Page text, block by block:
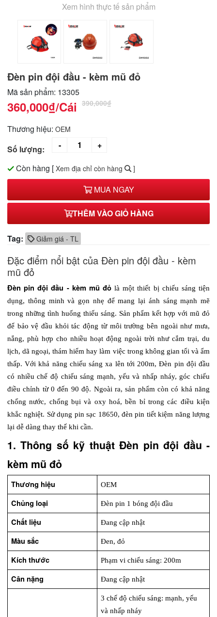
Xem hình thực tế sản phẩm
Đèn pin đội đầu - kèm mũ đỏ
Mã sản phẩm: 13305
360,000₫/Cái 390,000₫
Thương hiệu: OEM
Số lượng:
Còn hàng [ Xem địa chỉ còn hàng ]
MUA NGAY
THÊM VÀO GIỎ HÀNG
Tag: Giảm giá - TL
Đặc điểm nổi bật của Đèn pin đội đầu - kèm
mũ đỏ
Đèn pin đội đầu - kèm mũ đỏ là một thiết bị chiếu sáng tiện
dụng, thông minh và gọn nhẹ để mang lại ánh sáng mạnh mẽ
trong những tình huống thiếu sáng. Sản phẩm kết hợp với mũ đỏ
để bảo vệ đầu khỏi tác động từ môi trường bên ngoài như mưa,
nắng, phù hợp cho nhiều hoạt động ngoài trời như cắm trại, du
lịch, dã ngoại, thám hiểm hay làm việc trong không gian tối và ẩm
thấp. Với khả năng chiếu sáng xa lên tới 200m, Đèn pin đội đầu
có nhiều chế độ chiếu sáng mạnh, yếu và nhấp nháy, góc chiếu
điều chỉnh từ 0 đến 90 độ. Ngoài ra, sản phẩm còn có khả năng
chống nước, chống bụi và oxy hoá, bền bỉ trong các điều kiện
khắc nghiệt. Sử dụng pin sạc 18650, đèn pin tiết kiệm năng lượng
lại dễ dàng thay thế khi cần.
1. Thông số kỹ thuật Đèn pin đội đầu -
kèm mũ đỏ
Thương hiệu OEM
Chủng loại Đèn pin 1 bóng đội đầu
Chất liệu Đang cập nhật
Màu sắc Đen, đỏ
Kích thước Phạm vi chiếu sáng: 200m
Cân nặng Đang cập nhật
3 chế độ chiếu sáng: mạnh, yếu
và nhấp nháy